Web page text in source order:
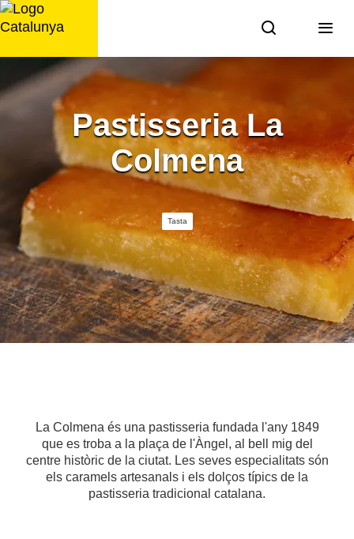
Saltar
al
Pastisseria La
Colmena
Tasta
La Colmena és una pastisseria fundada l'any 1849
que es troba a la plaça de l'Àngel, al bell mig del
centre històric de la ciutat. Les seves especialitats són
els caramels artesanals i els dolços típics de la
pastisseria tradicional catalana.